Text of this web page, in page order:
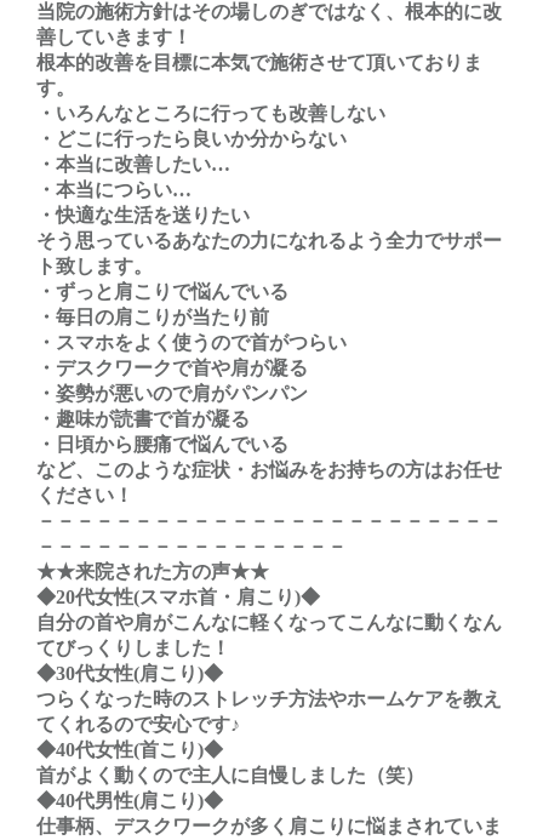
当院の施術方針はその場しのぎではなく、根本的に改
善していきます！
根本的改善を目標に本気で施術させて頂いておりま
す。
・いろんなところに行っても改善しない
・どこに行ったら良いか分からない
・本当に改善したい…
・本当につらい…
・快適な生活を送りたい
そう思っているあなたの力になれるよう全力でサポー
ト致します。
・ずっと肩こりで悩んでいる
・毎日の肩こりが当たり前
・スマホをよく使うので首がつらい
・デスクワークで首や肩が凝る
・姿勢が悪いので肩がパンパン
・趣味が読書で首が凝る
・日頃から腰痛で悩んでいる
など、このような症状・お悩みをお持ちの方はお任せ
ください！
－－－－－－－－－－－－－－－－－－－－－－－－
－－－－－－－－－－－－－－－－
★★来院された方の声★★
◆20代女性(スマホ首・肩こり)◆
自分の首や肩がこんなに軽くなってこんなに動くなん
てびっくりしました！
◆30代女性(肩こり)◆
つらくなった時のストレッチ方法やホームケアを教え
てくれるので安心です♪
◆40代女性(首こり)◆
首がよく動くので主人に自慢しました（笑）
◆40代男性(肩こり)◆
仕事柄、デスクワークが多く肩こりに悩まされていま